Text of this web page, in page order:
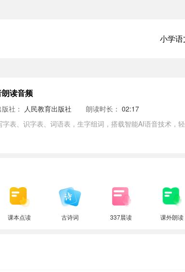
小学语
读音频
社： 人民教育出版社 朗读时长： 02:17
表、识字表、词语表，生字组词，搭载智能AI语音技术，
课本点读 古诗词 337晨读 课外朗读